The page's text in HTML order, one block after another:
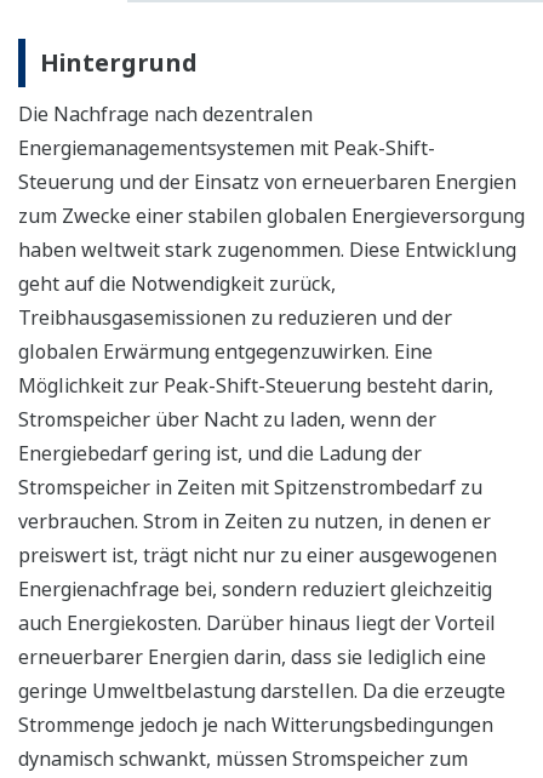
Hintergrund
Die Nachfrage nach dezentralen
Energiemanagementsystemen mit Peak-Shift-
Steuerung und der Einsatz von erneuerbaren Energien
zum Zwecke einer stabilen globalen Energieversorgung
haben weltweit stark zugenommen. Diese Entwicklung
geht auf die Notwendigkeit zurück,
Treibhausgasemissionen zu reduzieren und der
globalen Erwärmung entgegenzuwirken. Eine
Möglichkeit zur Peak-Shift-Steuerung besteht darin,
Stromspeicher über Nacht zu laden, wenn der
Energiebedarf gering ist, und die Ladung der
Stromspeicher in Zeiten mit Spitzenstrombedarf zu
verbrauchen. Strom in Zeiten zu nutzen, in denen er
preiswert ist, trägt nicht nur zu einer ausgewogenen
Energienachfrage bei, sondern reduziert gleichzeitig
auch Energiekosten. Darüber hinaus liegt der Vorteil
erneuerbarer Energien darin, dass sie lediglich eine
geringe Umweltbelastung darstellen. Da die erzeugte
Strommenge jedoch je nach Witterungsbedingungen
dynamisch schwankt, müssen Stromspeicher zum